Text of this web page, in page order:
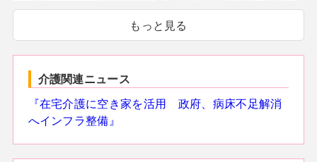
もっと見る
介護関連ニュース
『在宅介護に空き家を活用 政府、病床不足解消
へインフラ整備』